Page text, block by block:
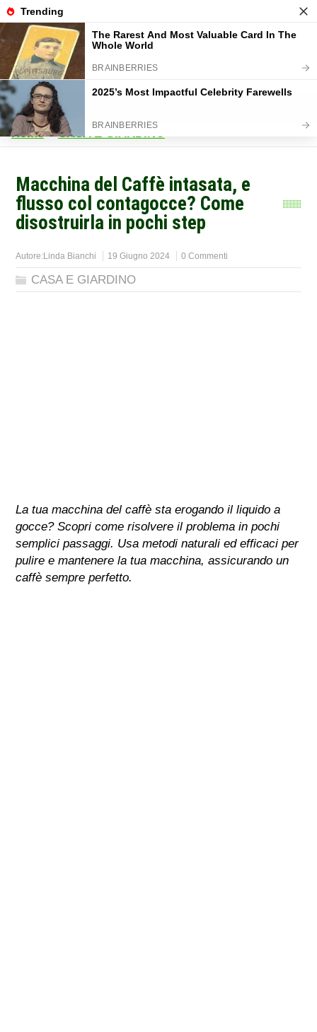
Home>CASA E GIARDINO
Macchina del Caffè intasata, e
flusso col contagocce? Come
disostruirla in pochi step
Autore:Linda Bianchi 19 Giugno 2024 0 Commenti
CASA E GIARDINO
La tua macchina del caffè sta erogando il liquido a
gocce? Scopri come risolvere il problema in pochi
semplici passaggi. Usa metodi naturali ed efficaci per
pulire e mantenere la tua macchina, assicurando un
caffè sempre perfetto.